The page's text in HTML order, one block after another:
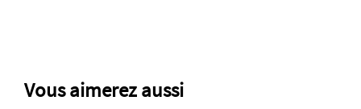
Vous aimerez aussi